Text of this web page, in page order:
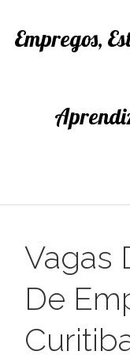
Empregos,
Vagas
De